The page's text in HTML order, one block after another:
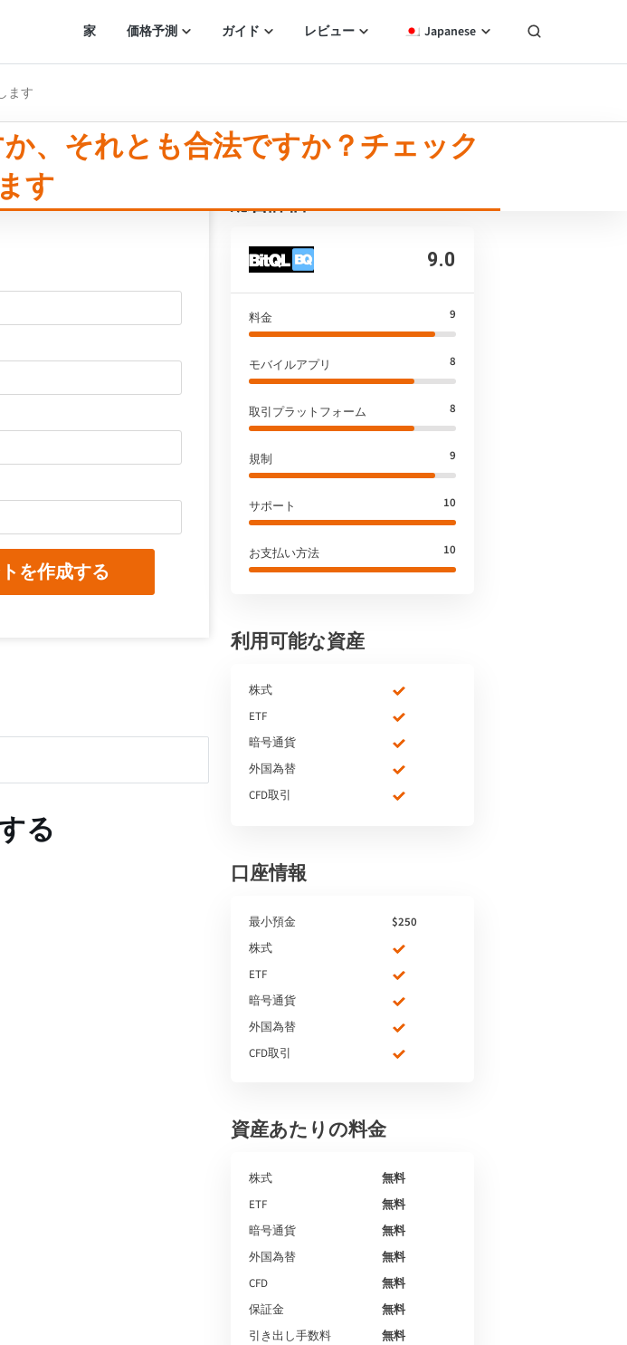
家 価格予測 ガイド レビュー Japanese
ます
、それとも合法ですか？チェック
す
を作成する
る
総合評価
9.0
料金 9
モバイルアプリ 8
取引プラットフォーム 8
規制 9
サポート 10
お支払い方法 10
利用可能な資産
株式
ETF
暗号通貨
外国為替
CFD取引
口座情報
最小預金
$250
株式
ETF
暗号通貨
外国為替
CFD取引
資産あたりの料金
株式
無料
ETF
無料
暗号通貨
無料
外国為替
無料
CFD
無料
保証金
無料
引き出し手数料
無料